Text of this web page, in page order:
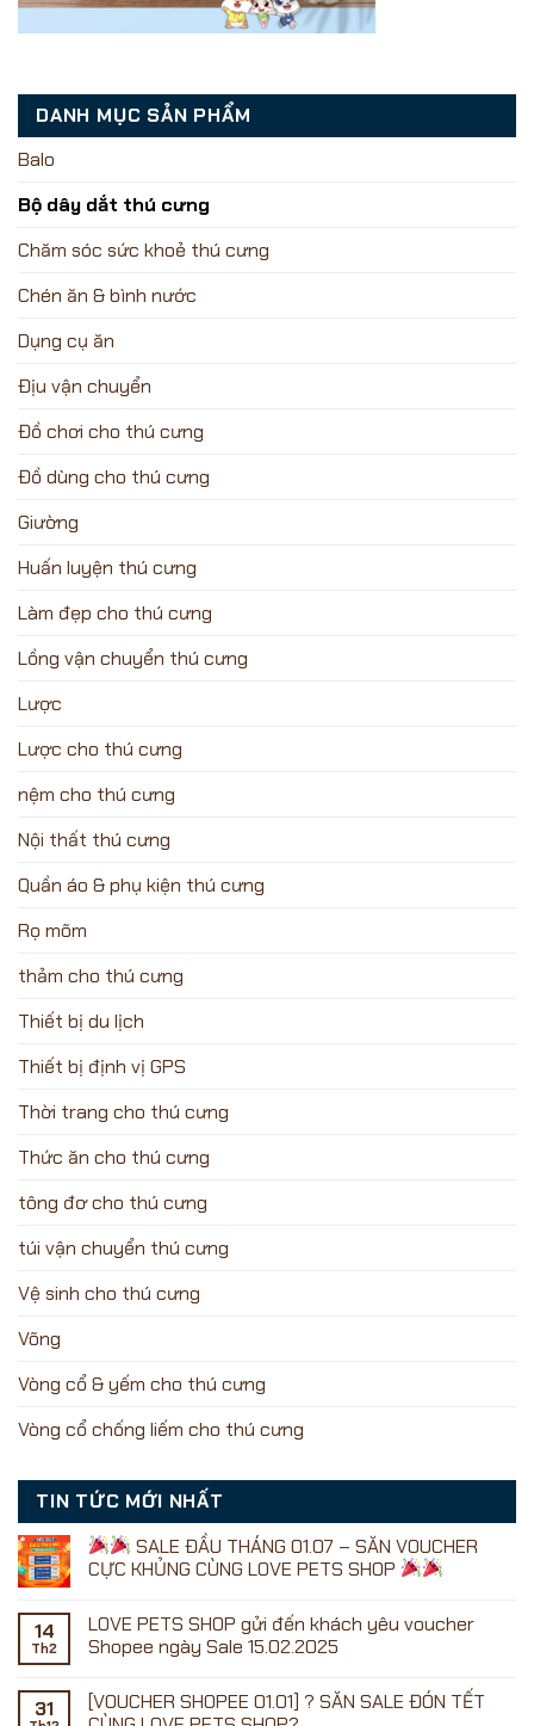
DANH MỤC SẢN PHẨM
Balo
Bộ dây dắt thú cưng
Chăm sóc sức khoẻ thú cưng
Chén ăn & bình nước
Dụng cụ ăn
Địu vận chuyển
Đồ chơi cho thú cưng
Đồ dùng cho thú cưng
Giường
Huấn luyện thú cưng
Làm đẹp cho thú cưng
Lồng vận chuyển thú cưng
Lược
Lược cho thú cưng
nệm cho thú cưng
Nội thất thú cưng
Quần áo & phụ kiện thú cưng
Rọ mõm
thảm cho thú cưng
Thiết bị du lịch
Thiết bị định vị GPS
Thời trang cho thú cưng
Thức ăn cho thú cưng
tông đơ cho thú cưng
túi vận chuyển thú cưng
Vệ sinh cho thú cưng
Võng
Vòng cổ & yếm cho thú cưng
Vòng cổ chống liếm cho thú cưng
TIN TỨC MỚI NHẤT
SALE ĐẦU THÁNG 01.07 – SĂN VOUCHER
CỰC KHỦNG CÙNG LOVE PETS SHOP
bình
luận
ở
SALE
ĐẦU
14
Th2
LOVE PETS SHOP gửi đến khách yêu voucher
Shopee ngày Sale 15.02.2025
bình
luận
31
[VOUCHER SHOPEE 01.01] ? SĂN SALE ĐÓN TẾT